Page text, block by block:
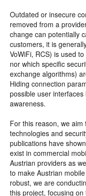
Outdated or insecure
removed from a
change can potentially
customers, it is
VoWiFi, RCS) is used
nor which specific
exchange algorithms)
Hiding connection
possible user
awareness.
For this reason, we
technologies and
publications have
exist in commercial
Austrian providers as
to make Austrian
robust, we are
this project, focusing